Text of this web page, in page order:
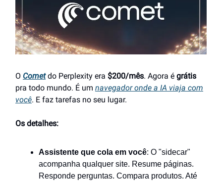
O Cometdo Perplexity era $200/mês. Agora é grátis
pra todo mundo. É um navegador onde a IA viaja com
você. E faz tarefas no seu lugar.
Os detalhes:
Assistente que cola em você: O "sidecar"
acompanha qualquer site. Resume páginas.
Responde perguntas. Compara produtos. Até